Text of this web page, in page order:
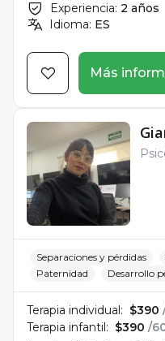
Experiencia: 2 años
Idioma: ES
Más
Separaciones y pérdidas
Paternidad
Desarrollo
Terapia individual: $390
Terapia infantil: $390 /